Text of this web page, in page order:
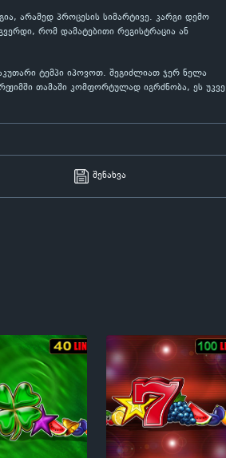
არამედ პროცესის სიმარტივე. კარგი დემო
რომ დამატებითი რეგისტრაცია ან
ტემპი იპოვოთ. შეგიძლიათ ჯერ ნელა
თამაში კომფორტულად იგრძნობა, ეს უკვე
შენახვა